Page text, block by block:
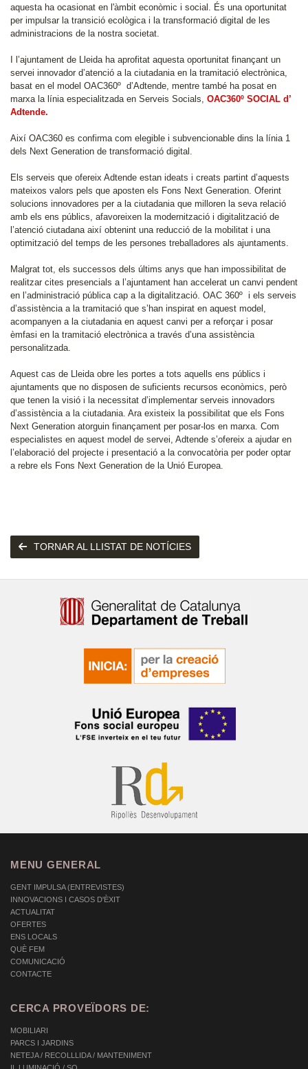
aquesta ha ocasionat en l'àmbit econòmic i social. És una oportunitat
per impulsar la transició ecològica i la transformació digital de les
administracions de la nostra societat.
I l’ajuntament de Lleida ha aprofitat aquesta oportunitat finançant un
servei innovador d’atenció a la ciutadania en la tramitació electrònica,
basat en el model OAC360º d’Adtende, mentre també ha posat en
marxa la línia especialitzada en Serveis Socials, OAC360º SOCIAL d’
Adtende.
Així OAC360 es confirma com elegible i subvencionable dins la línia 1
dels Next Generation de transformació digital.
Els serveis que ofereix Adtende estan ideats i creats partint d’aquests
mateixos valors pels que aposten els Fons Next Generation. Oferint
solucions innovadores per a la ciutadania que milloren la seva relació
amb els ens públics, afavoreixen la modernització i digitalització de
l’atenció ciutadana així obtenint una reducció de la mobilitat i una
optimització del temps de les persones treballadores als ajuntaments.
Malgrat tot, els successos dels últims anys que han impossibilitat de
realitzar cites presencials a l’ajuntament han accelerat un canvi pendent
en l’administració pública cap a la digitalització. OAC 360º i els serveis
d’assistència a la tramitació que s’han inspirat en aquest model,
acompanyen a la ciutadania en aquest canvi per a reforçar i posar
èmfasi en la tramitació electrònica a través d’una assistència
personalitzada.
Aquest cas de Lleida obre les portes a tots aquells ens públics i
ajuntaments que no disposen de suficients recursos econòmics, però
que tenen la visió i la necessitat d’implementar serveis innovadors
d’assistència a la ciutadania. Ara existeix la possibilitat que els Fons
Next Generation atorguin finançament per posar-los en marxa. Com
especialistes en aquest model de servei, Adtende s’ofereix a ajudar en
l’elaboració del projecte i presentació a la convocatòria per poder optar
a rebre els Fons Next Generation de la Unió Europea.
TORNAR AL LLISTAT DE NOTÍCIES
MENU GENERAL
GENT IMPULSA (ENTREVISTES)
INNOVACIONS I CASOS D'ÈXIT
ACTUALITAT
OFERTES
ENS LOCALS
QUÈ FEM
COMUNICACIÓ
CONTACTE
CERCA PROVEÏDORS DE:
MOBILIARI
PARCS I JARDINS
NETEJA / RECOLLLIDA / MANTENIMENT